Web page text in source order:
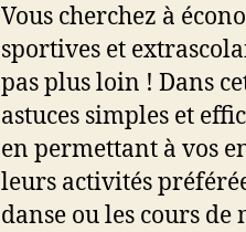
Vous cherchez à
sportives et
pas plus loin ! Dans
astuces simples et
en permettant à vos
leurs activités
danse ou les cours